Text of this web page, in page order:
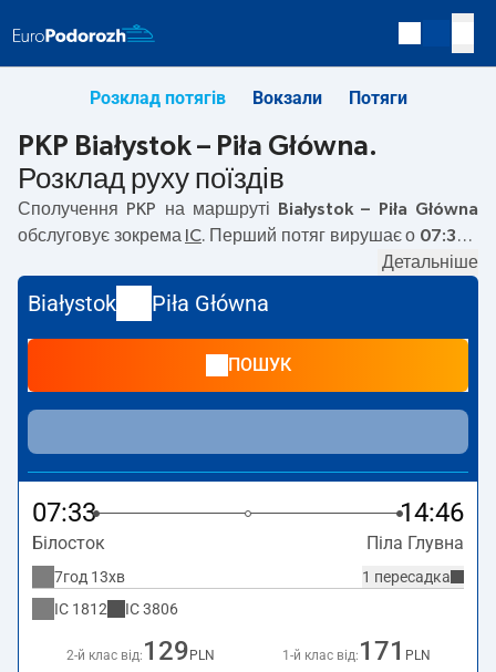
Розклад потягів Вокзали Потяги
PKP Białystok – Piła Główna.
Розклад руху поїздів
Сполучення PKP на маршруті
Białystok – Piła Główna
обслуговує зокрема IC . Перший потяг вирушає о 07:33з
Kolejowa, 15-001
17:33. На маршруті Białystok–
також інші потяги:— пропонують нижчу ціну квитка і
зазвичай довший час подорожі. Потяг завершує
маршрут на станції Piła Główna за адресою64-900 Pila.
Детальніше
Białystok Piła Główna
ПОШУК
07:33 14:46
Білосток Піла Глувна
1 пересадка
7год 13хв
IC 1812 IC3806
2-й клас від: 129 PLN 1-й клас від: 171 PLN